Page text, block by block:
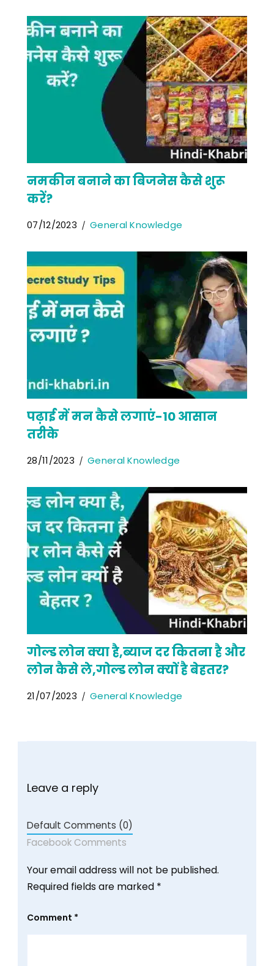
नमकीन बनाने का बिजनेस कैसे शुरू
करें?
07/12/2023 General Knowledge
पढ़ाई में मन कैसे लगाएं-10 आसान
तरीके
28/11/2023 General Knowledge
गोल्ड लोन क्या है,ब्याज दर कितना है और
लोन कैसे ले,गोल्ड लोन क्यों है बेहतर?
21/07/2023 General Knowledge
Leave a reply
Default Comments (0)
Facebook Comments
Your email address will not be published.
Required fields are marked *
Comment *